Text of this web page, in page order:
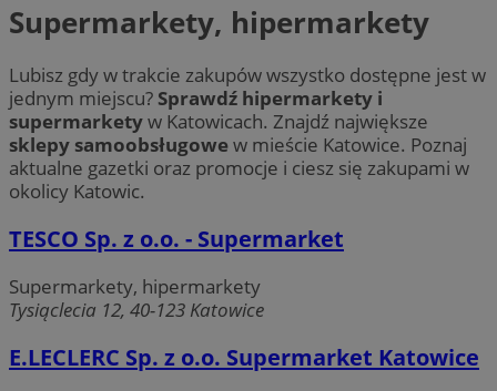
Supermarkety, hipermarkety
Lubisz gdy w trakcie zakupów wszystko dostępne jest w
jednym miejscu? Sprawdź hipermarkety i
supermarketyw Katowicach. Znajdź największe
sklepy samoobsługowew mieście Katowice. Poznaj
aktualne gazetki oraz promocje i ciesz się zakupami w
okolicy Katowic.
TESCO Sp. z o.o. - Supermarket
Supermarkety, hipermarkety
Tysiąclecia 12, 40-123 Katowice
E.LECLERC Sp. z o.o. Supermarket Katowice